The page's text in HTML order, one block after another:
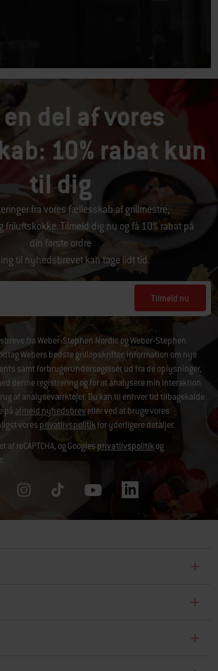
del af vores
10% rabat kun
til dig
fra vores fællesskab af grillmestre,
friluftskokke. Tilmeld dig nu og få 10% rabat på
din første ordre
til nyhedsbrevet kan tage lidt tid.
Tilmeld nu
fra Weber-Stephen Nordic og Weber-Stephen
Webers bedste grillopskrifter, information om nye
samt forbrugerundersøgelser ud fra de oplysninger,
denne registrering og for at analysere min interaktion
af analyseværktøjer. Du kan til enhver tid tilbagekalde
på afmeld nyhedsbreveller ved at bruge vores
voresprivatlivspolitikfor yderligere detaljer.
reCAPTCHA, og Googlesprivatlivspolitikog